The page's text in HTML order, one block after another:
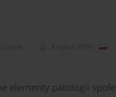
Artykuł (PDF)
elementy patologii